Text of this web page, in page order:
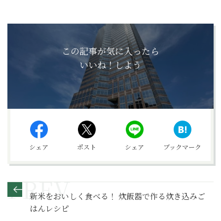
この記事が気に入ったら
いいね！しよう
シェア ポスト シェア ブックマーク
新米をおいしく食べる！ 炊飯器で作る炊き込みご
はんレシピ